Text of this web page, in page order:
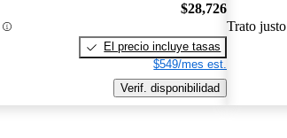
$28,726
El precio incluye tasas
$549/mes est.
Verif. disponibilidad
Trato justo